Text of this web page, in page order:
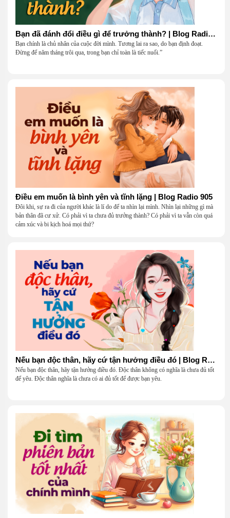
Bạn đã đánh đổi điều gì để trưởng thành? | Blog Radio 906
Bạn chính là chủ nhân của cuộc đời mình. Tương lai ra sao, do bạn định đoạt.
Đừng để năm tháng trôi qua, trong bạn chỉ toàn là tiếc nuối.”
Điều em muốn là bình yên và tĩnh lặng | Blog Radio 905
Đôi khi, sự ra đi của người khác là lí do để ta nhìn lại mình. Nhìn lại những gì mà
bản thân đã cư xử. Có phải vì ta chưa đủ trưởng thành? Có phải vì ta vẫn còn quá
cảm xúc và bi kịch hoá mọi thứ?
Nếu bạn độc thân, hãy cứ tận hưởng điều đó | Blog Radio 904
Nếu bạn độc thân, hãy tận hưởng điều đó. Độc thân không có nghĩa là chưa đủ tốt
để yêu. Độc thân nghĩa là chưa có ai đủ tốt để được bạn yêu.